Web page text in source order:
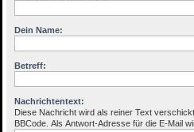
Dein Name:
Betreff:
Nachrichtentext:
Diese Nachricht wird als reiner Text
BBCode. Als Antwort-Adresse für die E-Mail